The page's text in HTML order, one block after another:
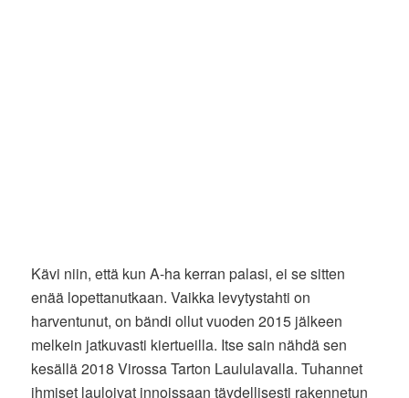
Kävi niin, että kun A-ha kerran palasi, ei se sitten
enää lopettanutkaan. Vaikka levytystahti on
harventunut, on bändi ollut vuoden 2015 jälkeen
melkein jatkuvasti kiertueilla. Itse sain nähdä sen
kesällä 2018 Virossa Tarton Laululavalla. Tuhannet
ihmiset lauloivat innoissaan täydellisesti rakennetun